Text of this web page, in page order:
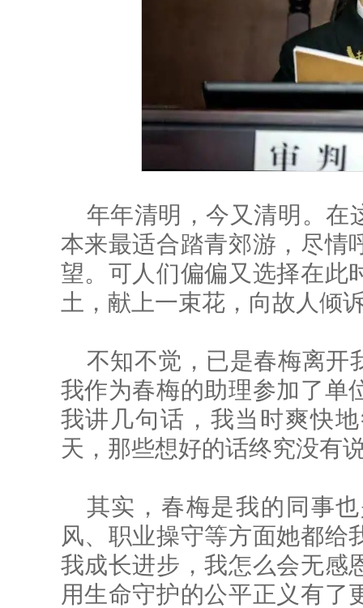
年年清明，今又清明。在
本来最适合踏青郊游，尽情
望。可人们偏偏又选择在此
土，献上一束花，向故人倾
不知不觉，已是春梅离开
我作为春梅的助理参加了单
我讲几句话，我当时爽快
天，那些想好的话终究没有
其实，春梅是我的同事
风、职业操守等方面她都给
我成长进步，我怎么会无感
用生命守护的公平正义有了